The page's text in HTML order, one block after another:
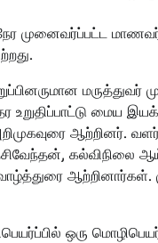
முனைவர்ப்பட்ட
மைய
ஆற்றினர்.
கல்விநிலை
ஆற்றினார்கள்.
ஒரு